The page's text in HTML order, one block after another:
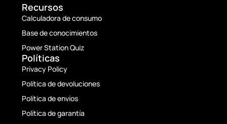
Recursos
Calculadora de consumo
Base de conocimientos
Power Station Quiz
Políticas
Privacy Policy
Política de devoluciones
Política de envíos
Política de garantía